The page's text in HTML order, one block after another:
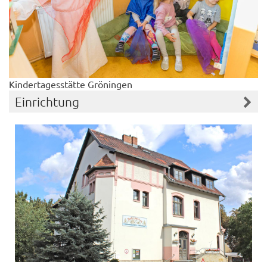
Kindertagesstätte Gröningen
Einrichtung